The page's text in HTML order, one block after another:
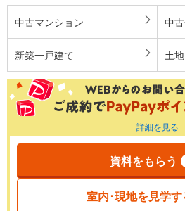
中古マンション 中
新築一戸建て 土地
詳細を見る
資料をもらう
室内･現地を見学す